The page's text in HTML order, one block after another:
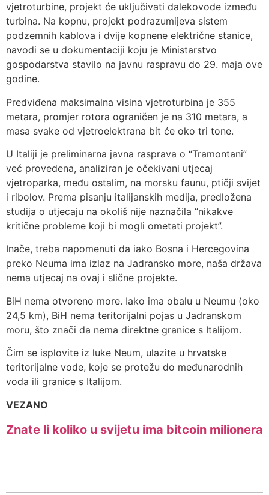
vjetroturbine, projekt će uključivati dalekovode između
turbina. Na kopnu, projekt podrazumijeva sistem
podzemnih kablova i dvije kopnene električne stanice,
navodi se u dokumentaciji koju je Ministarstvo
gospodarstva stavilo na javnu raspravu do 29. maja ove
godine.
Predviđena maksimalna visina vjetroturbina je 355
metara, promjer rotora ograničen je na 310 metara, a
masa svake od vjetroelektrana bit će oko tri tone.
U Italiji je preliminarna javna rasprava o “Tramontani”
već provedena, analiziran je očekivani utjecaj
vjetroparka, među ostalim, na morsku faunu, ptičji svijet
i ribolov. Prema pisanju italijanskih medija, predložena
studija o utjecaju na okoliš nije naznačila “nikakve
kritične probleme koji bi mogli ometati projekt”.
Inače, treba napomenuti da iako Bosna i Hercegovina
preko Neuma ima izlaz na Jadransko more, naša država
nema utjecaj na ovaj i slične projekte.
BiH nema otvoreno more. Iako ima obalu u Neumu (oko
24,5 km), BiH nema teritorijalni pojas u Jadranskom
moru, što znači da nema direktne granice s Italijom.
Čim se isplovite iz luke Neum, ulazite u hrvatske
teritorijalne vode, koje se protežu do međunarodnih
voda ili granice s Italijom.
VEZANO
Znate li koliko u svijetu ima bitcoin milionera